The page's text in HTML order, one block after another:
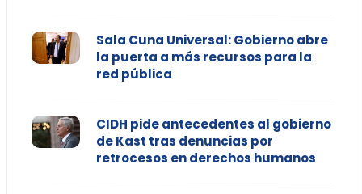
Sala Cuna Universal: Gobierno abre
la puerta a más recursos para la
red pública
CIDH pide antecedentes al gobierno
de Kast tras denuncias por
retrocesos en derechos humanos